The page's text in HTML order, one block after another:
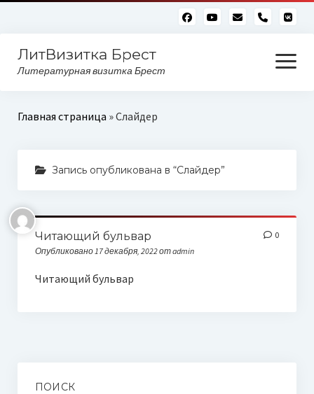
phone
ЛитВизитка Брест
Литературная визитка Брест
открыть
меню
Читающий бульвар
Главная страница »Слайдер
Запись опубликована в “Слайдер”
Читающий бульвар
Опубликовано 17 декабря, 2022 от admin
0
Читающий бульвар
ПОИСК